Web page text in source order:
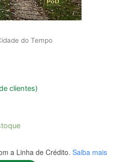
do Tempo
clientes)
a Linha de Crédito. Saiba mais